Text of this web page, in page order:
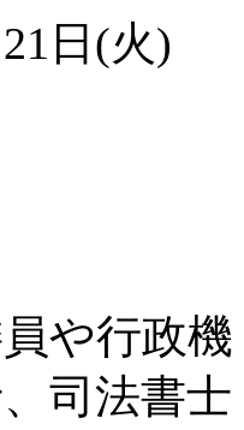
日(火)
や行政機
司法書士